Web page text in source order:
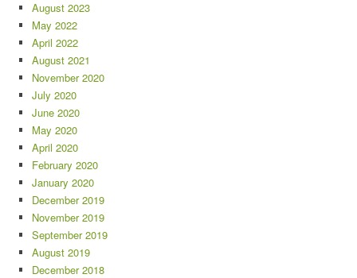
August 2023
May 2022
April 2022
August 2021
November 2020
July 2020
June 2020
May 2020
April 2020
February 2020
January 2020
December 2019
November 2019
September 2019
August 2019
December 2018